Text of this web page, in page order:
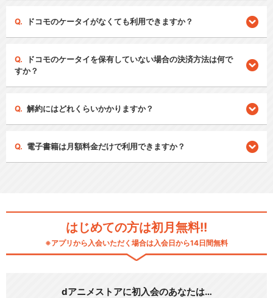
ドコモのケータイがなくても利用できますか？
ドコモのケータイを保有していない場合の決済方法は何で
すか？
解約にはどれくらいかかりますか？
電子書籍は月額料金だけで利用できますか？
はじめての方は初月無料!!
※アプリから入会いただく場合は入会日から14日間無料
dアニメストアに初入会のあなたは…